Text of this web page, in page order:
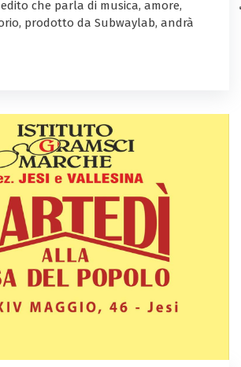
che parla di musica, amore,
prodotto da Subwaylab, andrà